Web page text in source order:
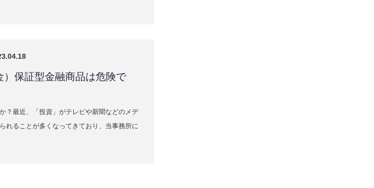
）保証型金融商品は危険で
？最近、「投資」がテレビや新聞などのメデ
れることが多くなってきており、当事務所に